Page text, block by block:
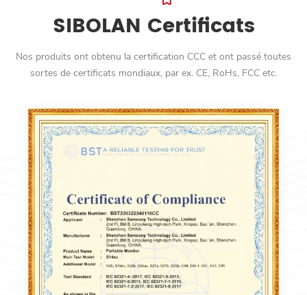
SIBOLAN Certificats
Nos produits ont obtenu la certification CCC et ont passé toutes
sortes de certificats mondiaux, par ex. CE, RoHs, FCC etc.